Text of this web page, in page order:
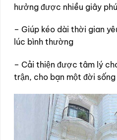
hưởng được nhiều giây
– Giúp kéo dài thời gian
lúc bình thường
– Cải thiện được tâm lý
trận, cho bạn một đời